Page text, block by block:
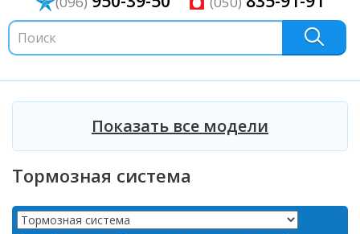
Показать все модели
Тормозная система